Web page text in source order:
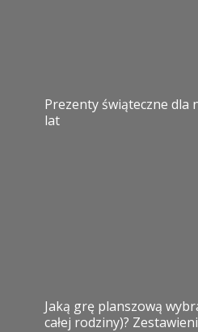
Prezenty świąteczne dla
lat
Jaką grę planszową
całej rodziny)?